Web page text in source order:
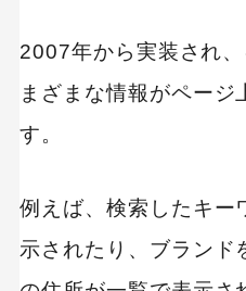
2007年から実装され
まざまな情報がページ
す。
例えば、検索したキ
示されたり、ブランド